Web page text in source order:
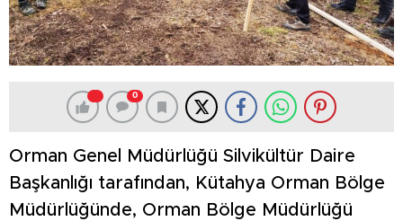
0
Orman Genel Müdürlüğü Silvikültür Daire
Başkanlığı tarafından, Kütahya Orman Bölge
Müdürlüğünde, Orman Bölge Müdürlüğü